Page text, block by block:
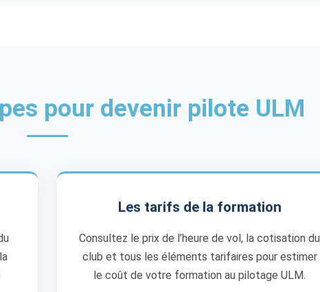
pour devenir pilote ULM
Les tarifs de la formation
Consultez le prix de l’heure de vol, la cotisation du
club et tous les éléments tarifaires pour estimer
le coût de votre formation au pilotage ULM.